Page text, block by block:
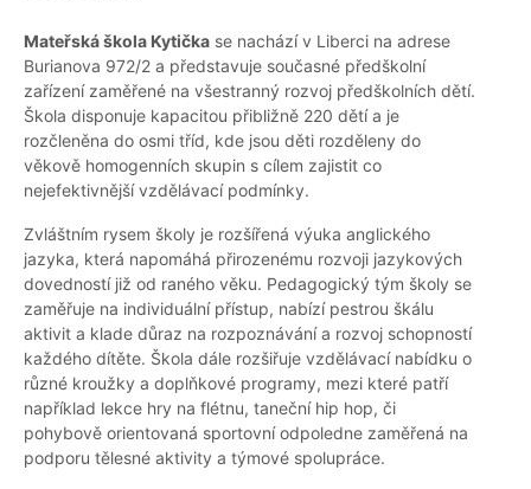
Mateřská škola Kytička se nachází v Liberci na adrese
Burianova 972/2 a představuje současné předškolní
zařízení zaměřené na všestranný rozvoj předškolních dětí.
Škola disponuje kapacitou přibližně 220 dětí a je
rozčleněna do osmi tříd, kde jsou děti rozděleny do
věkově homogenních skupin s cílem zajistit co
nejefektivnější vzdělávací podmínky.
Zvláštním rysem školy je rozšířená výuka anglického
jazyka, která napomáhá přirozenému rozvoji jazykových
dovedností již od raného věku. Pedagogický tým školy se
zaměřuje na individuální přístup, nabízí pestrou škálu
aktivit a klade důraz na rozpoznávání a rozvoj schopností
každého dítěte. Škola dále rozšiřuje vzdělávací nabídku o
různé kroužky a doplňkové programy, mezi které patří
například lekce hry na flétnu, taneční hip hop, či
pohybově orientovaná sportovní odpoledne zaměřená na
podporu tělesné aktivity a týmové spolupráce.